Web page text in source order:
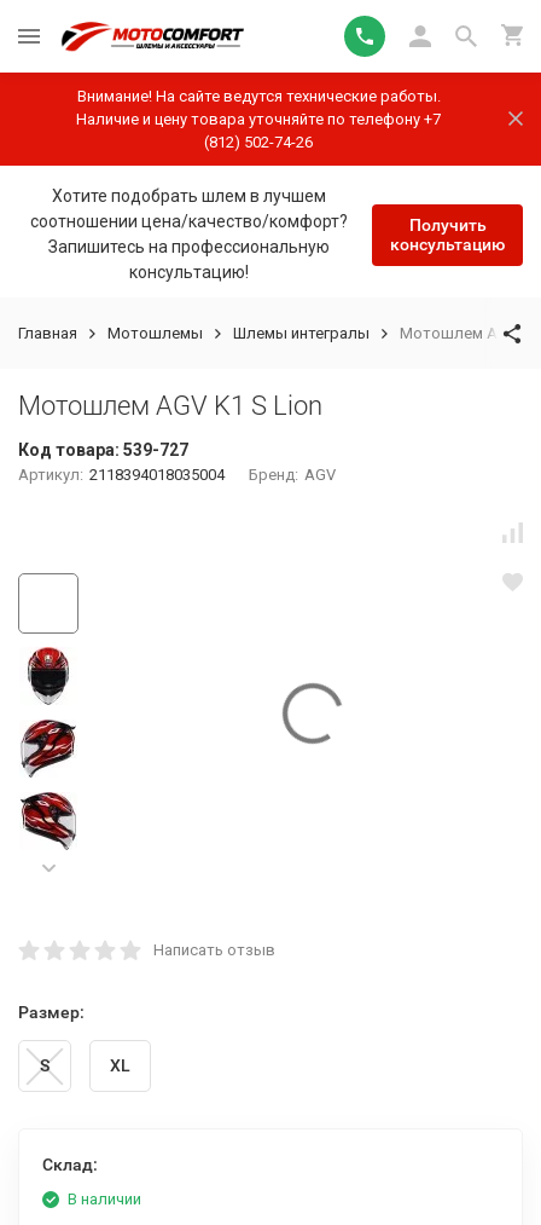
Внимание! На сайте ведутся технические работы.
Наличие и цену товара уточняйте по телефону +7
(812) 502-74-26
Хотите подобрать шлем в лучшем
соотношении цена/качество/комфорт?
Запишитесь на профессиональную
консультацию!
Получить
консультацию
Главная Мотошлемы Шлемы интегралы Мотошлем AGV K1
Мотошлем AGV K1 S Lion
Код товара: 539-727
Артикул: 2118394018035004 Бренд: AGV
Написать отзыв
Размер:
S XL
Склад:
В наличии